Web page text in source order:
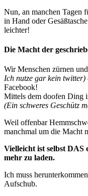
Nun, an manchen Tagen
in Hand oder
leichter!
Die Macht der
Wir Menschen zürnen
Ich nutze gar kein twitter)
Facebook!
Mittels dem doofen Ding
(Ein schweres Geschütz
Weil offenbar
manchmal um die Macht
Vielleicht ist selbst
mehr zu laden.
Ich muss
Aufschub.